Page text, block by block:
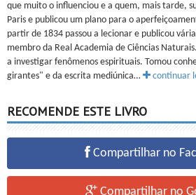
que muito o influenciou e a quem, mais tarde,
Paris e publicou um plano para o
partir de 1834 passou a lecionar e publicou
membro da Real Academia de Ciências
a investigar fenômenos espirituais. Tomou
girantes" e da escrita mediúnica…
continuar
RECOMENDE ESTE LIVRO
Compartilhar no
Compartilhar no